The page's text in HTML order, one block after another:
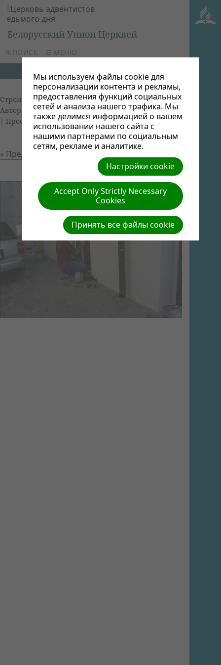
ПОИСК МЕНЮ
Белорусский Унион Церквей
Строительство молитвенного дома в Минске|
Автор: Виктор Админ | Размер (МБ): 0.05 |Скачать
| Просмотров: 0
« Предыдущий Следующий »
Мы используем файлы cookie для
персонализации контента и рекламы,
предоставления функций социальных
сетей и анализа нашего трафика. Мы
также делимся информацией о вашем
использовании нашего сайта с
нашими партнерами по социальным
сетям, рекламе и аналитике.
Настройки cookie
Accept Only Strictly Necessary
Cookies
Принять все файлы cookie